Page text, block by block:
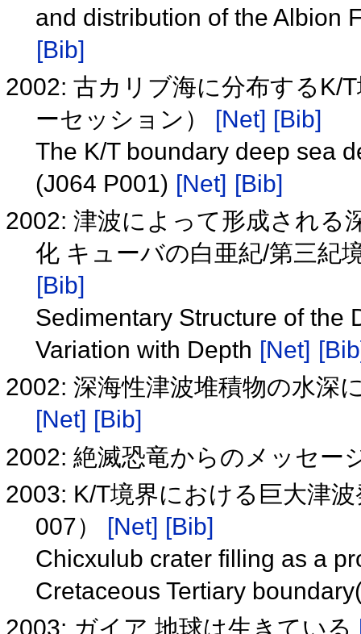
and distribution of the Albion
[Bib]
2002: 古カリブ海に分布するK/
ーセッション）
[Net] [Bib]
The K/T boundary deep sea
(J064 P001) [Net] [Bib]
2002: 津波によって形成される
化 キューバの白亜紀/第三紀
[Bib]
Sedimentary Structure of the
Variation with Depth [Net]
2002: 深海性津波堆積物の水深
[Net] [Bib]
2002: 絶滅恐竜からのメッセー
2003: K/T境界における巨大津
007） [Net] [Bib]
Chicxulub crater filling as a
Cretaceous Tertiary
2003: ガイア 地球は生きている